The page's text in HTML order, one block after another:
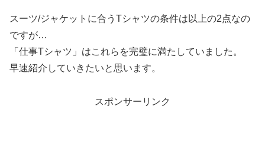
スーツ/ジャケットに合うTシャツの条件は以上の2点なの
ですが…
「仕事Tシャツ」はこれらを完璧に満たしていました。
早速紹介していきたいと思います。
スポンサーリンク